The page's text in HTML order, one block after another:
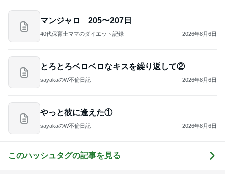
マンジャロ 205〜207日
40代保育士ママのダイエット記録 2026年8月6日
とろとろベロベロなキスを繰り返して②
sayakaのW不倫日記 2026年8月6日
やっと彼に逢えた①
sayakaのW不倫日記 2026年8月6日
このハッシュタグの記事を見る